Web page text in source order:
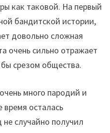
как таковой. На первый
бандитской истории,
довольно сложная
очень сильно отражает
бы срезом общества.
много пародий и
осталась
случайно получил